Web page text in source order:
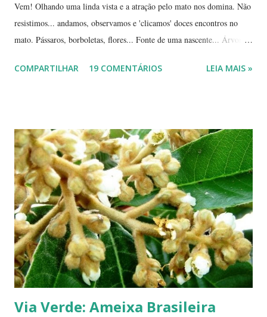
Vem! Olhando uma linda vista e a atração pelo mato nos domina. Não
resistimos... andamos, observamos e 'clicamos' doces encontros no
mato. Pássaros, borboletas, flores... Fonte de uma nascente... Árvores
e cores... Picão*... Mais flores... Muitas plantas, capim, pedras... Um
de passeios no mato, em pleno cerrado, observando as pequenas coisas
à nossa volta, tão importantes mas às vezes tão esquecidas. Vamos
aproveitar as férias para curtir a natureza? ... ----------------------- ....
A moça que aparece na...
COMPARTILHAR 19 COMENTÁRIOS LEIA MAIS »
Via Verde: Ameixa Brasileira